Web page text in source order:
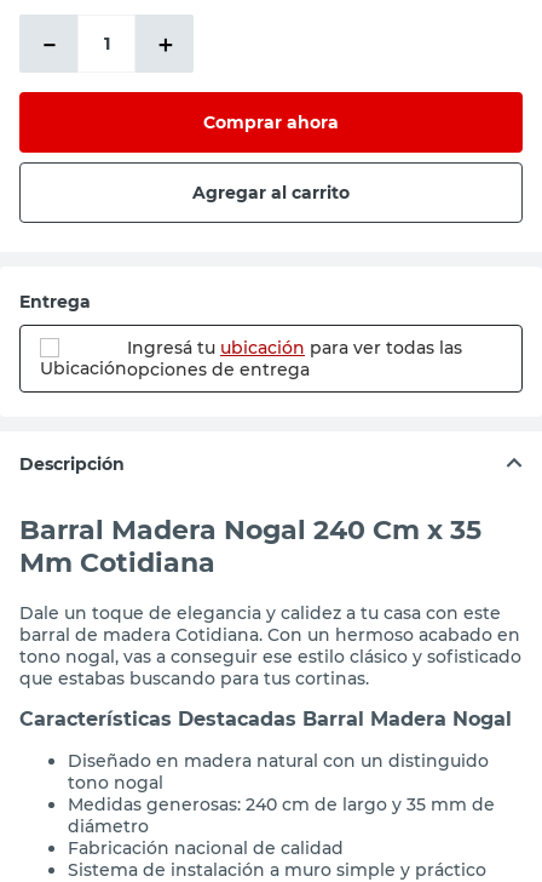
＋
－
Comprar ahora
Agregar al carrito
Entrega
Ingresá tu ubicación para ver todas las
opciones de entrega
Descripción
Barral Madera Nogal 240 Cm x 35
Mm Cotidiana
Dale un toque de elegancia y calidez a tu casa con este
barral de madera Cotidiana. Con un hermoso acabado en
tono nogal, vas a conseguir ese estilo clásico y sofisticado
que estabas buscando para tus cortinas.
Características Destacadas Barral Madera Nogal
Diseñado en madera natural con un distinguido
tono nogal
Medidas generosas: 240 cm de largo y 35 mm de
diámetro
Fabricación nacional de calidad
Sistema de instalación a muro simple y práctico